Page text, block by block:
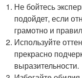
Не бойтесь
подойдет, если
грамотно и
Используйте
прекрасно
выразительности.